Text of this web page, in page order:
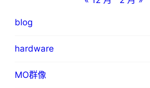
blog
hardware
MO群像